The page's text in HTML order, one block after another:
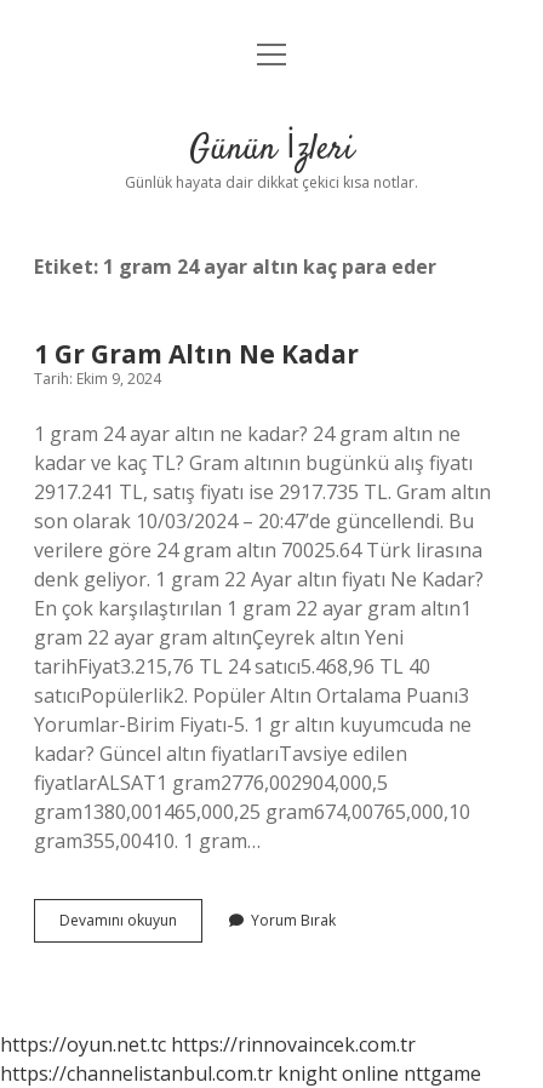
Anasayfa
Yasal Uyarı
menüyü
Günün İzleri
Günlük hayata dair dikkat çekici kısa notlar.
Etiket: 1 gram 24 ayar altın kaç para eder
1 Gr Gram Altın Ne Kadar
Tarih: Ekim 9, 2024
1 gram 24 ayar altın ne kadar? 24 gram altın ne
kadar ve kaç TL? Gram altının bugünkü alış fiyatı
2917.241 TL, satış fiyatı ise 2917.735 TL. Gram altın
son olarak 10/03/2024 – 20:47’de güncellendi. Bu
verilere göre 24 gram altın 70025.64 Türk lirasına
denk geliyor. 1 gram 22 Ayar altın fiyatı Ne Kadar?
En çok karşılaştırılan 1 gram 22 ayar gram altın1
gram 22 ayar gram altınÇeyrek altın Yeni
tarihFiyat3.215,76 TL 24 satıcı5.468,96 TL 40
satıcıPopülerlik2. Popüler Altın Ortalama Puanı3
Yorumlar-Birim Fiyatı-5. 1 gr altın kuyumcuda ne
kadar? Güncel altın fiyatlarıTavsiye edilen
fiyatlarALSAT1 gram2776,002904,000,5
gram1380,001465,000,25 gram674,00765,000,10
gram355,00410. 1 gram…
Devamını okuyun
Gr
Yorum Bırak
https://oyun.net.tc https://rinnovaincek.com.tr
https://channelistanbul.com.tr knight online nttgame